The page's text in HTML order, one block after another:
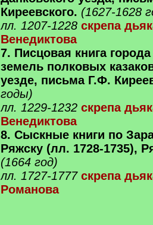
Киреевского. (1627-1628
лл. 1207-1228 скрепа
Венедиктова
7. Писцовая книга
земель полковых
уезде, письма Г.Ф.
годы)
лл. 1229-1232 скрепа
Венедиктова
8. Сыскные книги по
Ряжску (лл. 1728-1735),
(1664 год)
лл. 1727-1777 скрепа
Романова